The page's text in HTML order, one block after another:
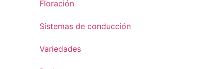
Floración
Sistemas de conducción
Variedades